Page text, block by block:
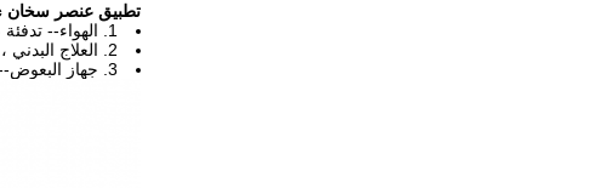
تطبيق عنصر سخان ptc
1. الهواء-- تدفئة ، معدات الاحترار الرياح ، مكيف الهواء البارد والدافئ
2. العلاج البدني ، جهاز تدليك ، التدفئة البيولوجيا
3. جهاز البعوض-- القيادة ، معدات المياه المغلية ، لوحة التدفئة ، جهاز تجفيف الأحذية ، معدات الشباك الشعر ، صانع القهوة وهلم جرا